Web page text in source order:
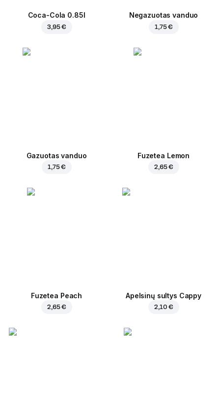
Coca-Cola 0.85l
3,95 €
Negazuotas vanduo
1,75 €
Gazuotas vanduo
1,75 €
Fuzetea Lemon
2,65 €
Fuzetea Peach
2,65 €
Apelsinų sultys Cappy
2,10 €